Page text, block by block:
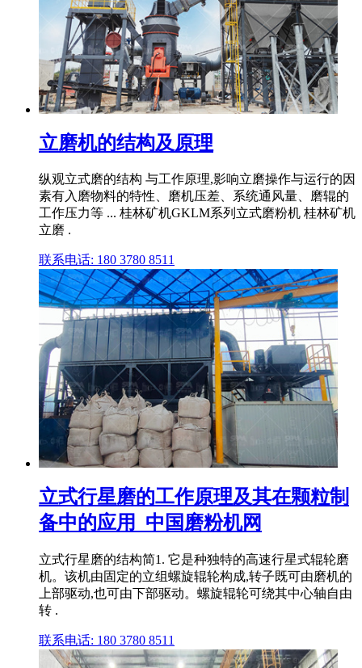
立磨机的结构及原理
纵观立式磨的结构 与工作原理,影响立磨操作与运行的因
素有入磨物料的特性、磨机压差、系统通风量、磨辊的
工作压力等 ... 桂林矿机GKLM系列立式磨粉机 桂林矿机
立磨 .
联系电话: 180 3780 8511
立式行星磨的工作原理及其在颗粒制
备中的应用_中国磨粉机网
立式行星磨的结构简1. 它是种独特的高速行星式辊轮磨
机。该机由固定的立组螺旋辊轮构成,转子既可由磨机的
上部驱动,也可由下部驱动。螺旋辊轮可绕其中心轴自由
转 .
联系电话: 180 3780 8511